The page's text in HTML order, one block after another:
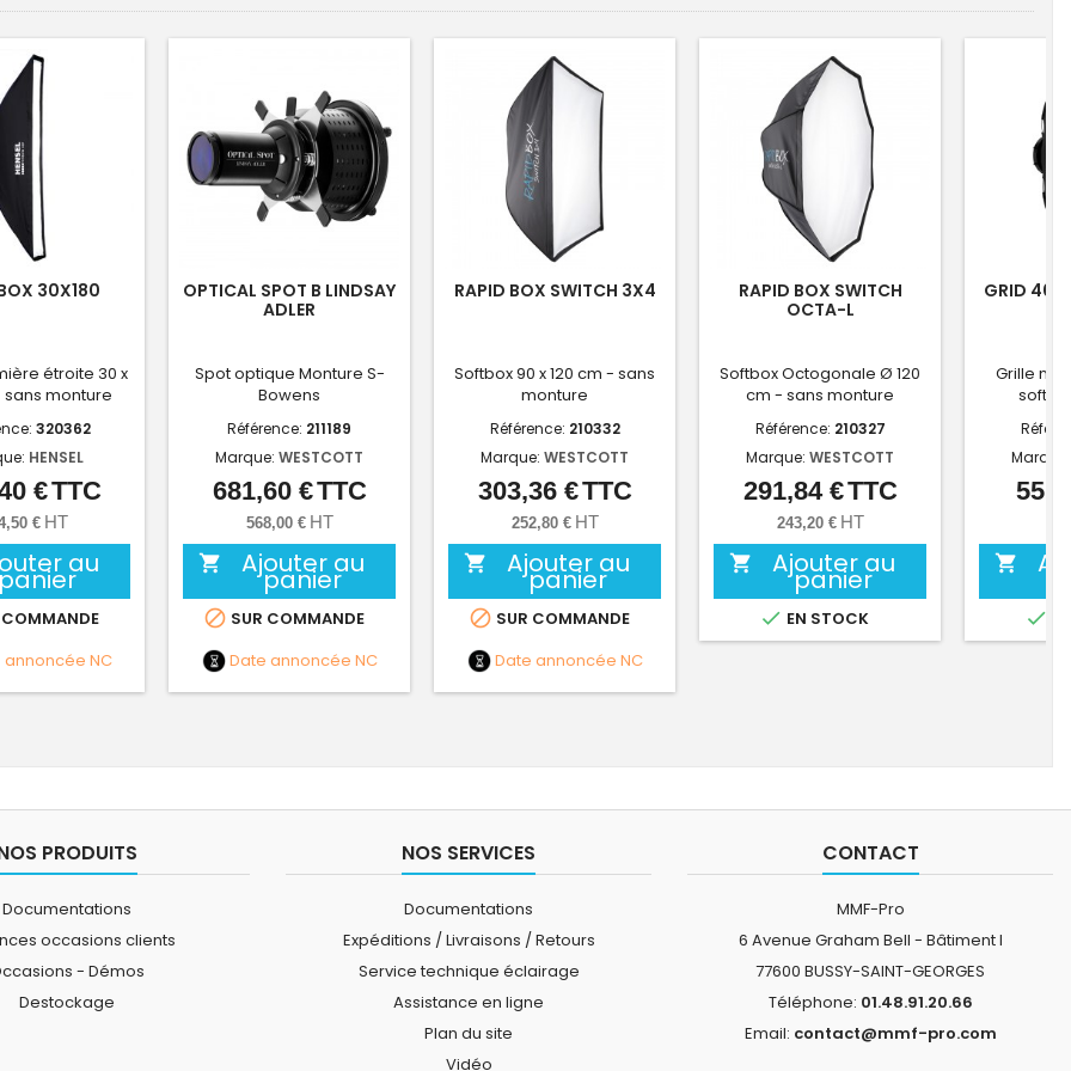
30X180
étroite 30 x
sans monture
320362
HENSEL
Prix
€TTC
€ HT
au
annoncée NC
OPTICAL SPOT B LINDSAY
ADLER
Spot optique Monture S-
Bowens
Référence: 211189
Marque: WESTCOTT
Prix
681,60 €TTC
568,00 € HT
 Ajouter au
panier
 SUR COMMANDE
Date annoncée NC
RAPID BOX SWITCH 3X4
Softbox 90 x 120 cm - sans
monture
Référence: 210332
Marque: WESTCOTT
Prix
303,36 €TTC
252,80 € HT
 Ajouter au
panier
 SUR COMMANDE
Date annoncée NC
RAPID BOX SWITCH
OCTA-L
Softbox Octogonale Ø 120
cm - sans monture
Référence: 210327
Marque: WESTCOTT
Prix
291,84 €TTC
243,20 € HT
 Ajouter au
panier
 EN STOCK
GRID 40°
Grille nid


PRODUITS
Documentations
occasions clients
- Démos
Destockage
NOS SERVICES
Documentations
Expéditions / Livraisons / Retours
Service technique éclairage
Assistance en ligne
Plan du site
Vidéo
CONTACT
MMF-Pro
6 Avenue Graham Bell - Bâtiment I
77600 BUSSY-SAINT-GEORGES
Téléphone: 01.48.91.20.66
Email: contact@mmf-pro.com